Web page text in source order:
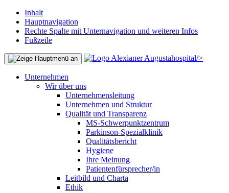
Inhalt
Hauptnavigation
Rechte Spalte mit Unternavigation und weiteren Infos
Fußzeile
/>
Unternehmen
Wir über uns
Unternehmensleitung
Unternehmen und Struktur
Qualität und Transparenz
MS-Schwerpunktzentrum
Parkinson-Spezialklinik
Qualitätsbericht
Hygiene
Ihre Meinung
Patientenfürsprecher/in
Leitbild und Charta
Ethik